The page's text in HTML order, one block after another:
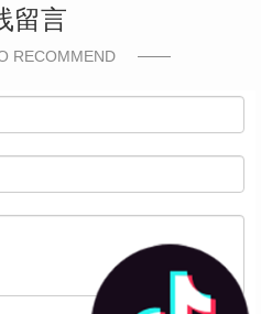
留言
RECOMMEND